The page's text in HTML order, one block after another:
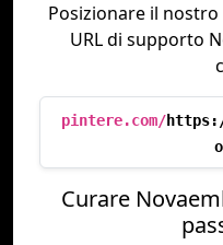
Posizionare il
URL di supporto
pintere.com/
Curare